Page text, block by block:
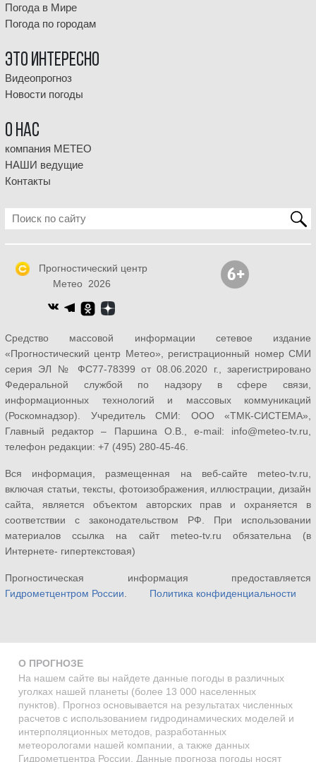
Погода в Мире
Погода по городам
Это интересно
Видеопрогноз
Новости погоды
О НАС
компания МЕТЕО
НАШИ ведущие
Контакты
Прогностический центр
Метео 2026
Средство массовой информации сетевое издание
«Прогностический центр Метео», регистрационный номер СМИ
серия ЭЛ № ФС77-78399 от 08.06.2020 г., зарегистрировано
Федеральной службой по надзору в сфере связи,
информационных технологий и массовых коммуникаций
(Роскомнадзор). Учредитель СМИ: ООО «ТМК-СИСТЕМА»,
Главный редактор – Паршина О.В., e-mail: info@meteo-tv.ru,
телефон редакции: +7 (495) 280-45-46.
Вся информация, размещенная на веб-сайте meteo-tv.ru,
включая статьи, тексты, фотоизображения, иллюстрации, дизайн
сайта, является объектом авторских прав и охраняется в
соответствии с законодательством РФ. При использовании
материалов ссылка на сайт meteo-tv.ru обязательна (в
Интернете- гипертекстовая)
Прогностическая информация предоставляется
Гидрометцентром России. Политика конфиденциальности
О ПРОГНОЗЕ
На нашем сайте вы найдете данные погоды в различных
уголках нашей планеты (более 13 000 населенных
пунктов). Прогноз основывается на результатах численных
расчетов с использованием гидродинамических моделей и
интерполяционных методов, разработанных
метеорологами нашей компании, а также данных
Гидрометцентра России. Данные прогноза погоды носят